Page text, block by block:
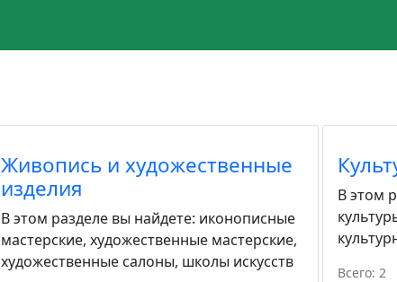
Живопись и художественные
изделия
В этом разделе вы найдете: иконописные
мастерские,художественные мастерские,
художественные салоны, школы искусств
В этом
Всего: 2